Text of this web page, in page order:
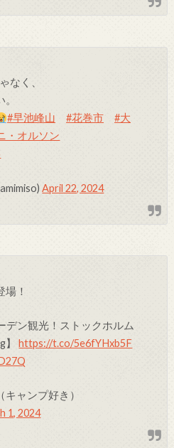
なく、
#早池峰山 #花巻市
#大
・オルソン
April 22, 2024
！
デン観光！ストックホルム
】https://t.co/5e6fYHxb5F
ャンプ好き）
1, 2024